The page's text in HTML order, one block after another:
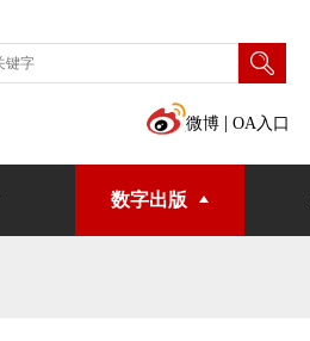
微博 | OA入口
数字出版